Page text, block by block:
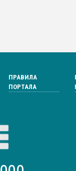
ПРАВИЛА
ПОРТАЛА